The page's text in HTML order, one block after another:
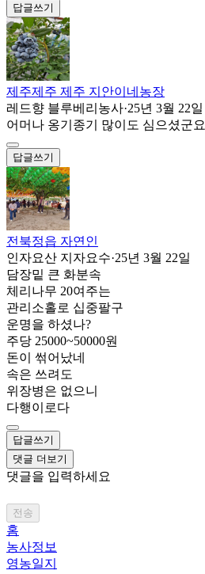
답글쓰기
제주제주 제주 지안이네농장
레드향 블루베리농사·25년 3월 22일
어머나 옹기종기 많이도 심으셨군요
답글쓰기
전북정읍 자연인
인자요산 지자요수·25년 3월 22일
담장밑 큰 화분속
체리나무 20여주는
관리소홀로 십중팔구
운명을 하셨나?
주당 25000~50000원
돈이 썪어났네
속은 쓰려도
위장병은 없으니
다행이로다
답글쓰기
댓글 더보기
댓글을 입력하세요
전송
홈
농사정보
영농일지